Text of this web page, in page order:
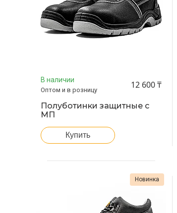
В наличии
Оптом и в розницу 12 600 ₸
Полуботинки защитные с
МП
Купить
Новинка